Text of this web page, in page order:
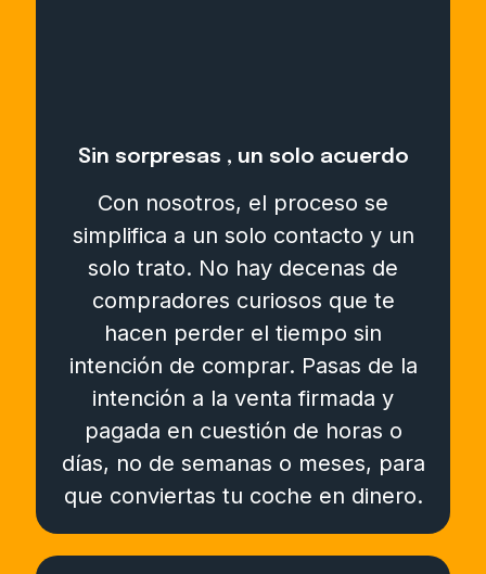
Sin sorpresas , un solo acuerdo
Con nosotros, el proceso se
simplifica a un solo contacto y un
solo trato. No hay decenas de
compradores curiosos que te
hacen perder el tiempo sin
intención de comprar. Pasas de la
intención a la venta firmada y
pagada en cuestión de horas o
días, no de semanas o meses, para
que conviertas tu coche en dinero.